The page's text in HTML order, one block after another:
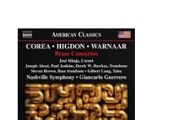
Roy(159)
Paul(146)